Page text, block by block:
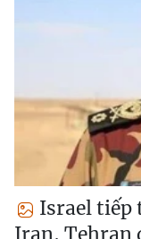
Israel tiếp
Iran, Tehran